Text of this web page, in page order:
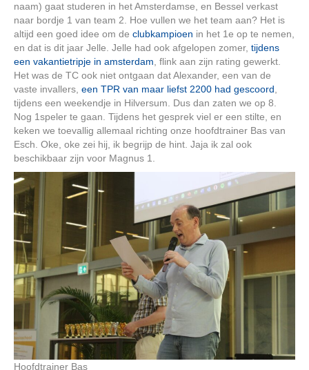
naam) gaat studeren in het Amsterdamse, en Bessel verkast
naar bordje 1 van team 2. Hoe vullen we het team aan? Het is
altijd een goed idee om de clubkampioen in het 1e op te nemen,
en dat is dit jaar Jelle. Jelle had ook afgelopen zomer, tijdens
een vakantietripje in amsterdam , flink aan zijn rating gewerkt.
Het was de TC ook niet ontgaan dat Alexander, een van de
vaste invallers, een TPR van maar liefst 2200 had gescoord
tijdens een weekendje in Hilversum. Dus dan zaten we op 8.
Nog 1speler te gaan. Tijdens het gesprek viel er een stilte, en
keken we toevallig allemaal richting onze hoofdtrainer Bas van
Esch. Oke, oke zei hij, ik begrijp de hint. Jaja ik zal ook
beschikbaar zijn voor Magnus 1.
Hoofdtrainer Bas